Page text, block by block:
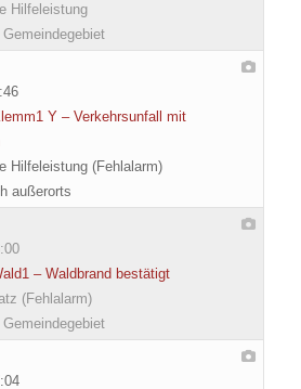
Hilfeleistung
Y – Verkehrsunfall mit
Hilfeleistung (Fehlalarm)
außerorts
– Waldbrand bestätigt
(Fehlalarm)